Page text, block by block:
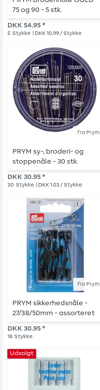
75 og 90 - 5 stk.
DKK 54.95 *
5 Stykke | DKK 10.99 / Stykke
fra Prym
PRYM sy-, broderi- og
stoppenåle - 30 stk.
DKK 30.95 *
30 Stykke | DKK 1.03 / Stykke
fra Prym
PRYM sikkerhedsnåle -
27/38/50mm - assorteret
- sort - 18 stk.
DKK 30.95 *
18 Stykke
Udsolgt